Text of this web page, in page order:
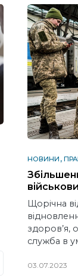
НОВИНИ
Щорічна
здоров’я,
служба в
03.07.2023